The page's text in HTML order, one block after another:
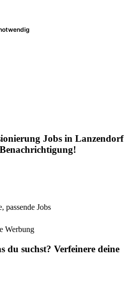
Jobs in Lanzendorf
passende Jobs
Werbung
du suchst? Verfeinere deine